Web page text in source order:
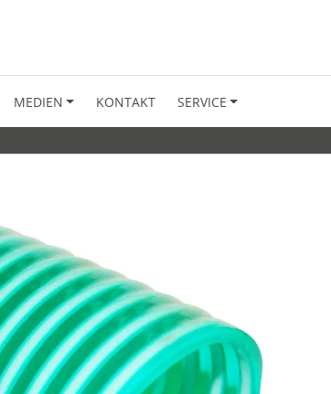
MEDIEN KONTAKT SERVICE